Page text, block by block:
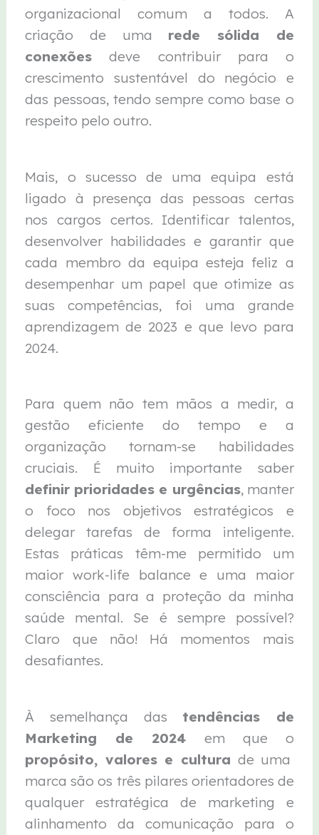
organizacional comum a todos. A
criação de uma rede sólida de
conexões deve contribuir para o
crescimento sustentável do negócio e
das pessoas, tendo sempre como base o
respeito pelo outro.
Mais, o sucesso de uma equipa está
ligado à presença das pessoas certas
nos cargos certos. Identificar talentos,
desenvolver habilidades e garantir que
cada membro da equipa esteja feliz a
desempenhar um papel que otimize as
suas competências, foi uma grande
aprendizagem de 2023 e que levo para
2024.
Para quem não tem mãos a medir, a
gestão eficiente do tempo e a
organização tornam-se habilidades
cruciais. É muito importante saber
definir prioridades e urgências, manter
o foco nos objetivos estratégicos e
delegar tarefas de forma inteligente.
Estas práticas têm-me permitido um
maior work-life balance e uma maior
consciência para a proteção da minha
saúde mental. Se é sempre possível?
Claro que não! Há momentos mais
desafiantes.
À semelhança das tendências de
Marketing de 2024 em que o
propósito, valores e cultura de uma
marca são os três pilares orientadores de
qualquer estratégica de marketing e
alinhamento da comunicação para o